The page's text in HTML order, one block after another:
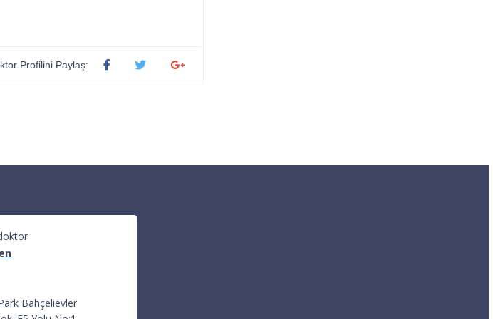
Profilini Paylaş:
Bahçelievler